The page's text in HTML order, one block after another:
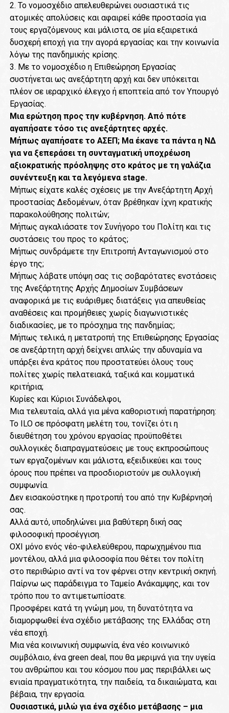
2. Το νομοσχέδιο απελευθερώνει ουσιαστικά τις
ατομικές απολύσεις και αφαιρεί κάθε προστασία για
τους εργαζόμενους και μάλιστα, σε μία εξαιρετικά
δυσχερή εποχή για την αγορά εργασίας και την κοινωνία
λόγω της πανδημικής κρίσης.
3. Με το νομοσχέδιο η Επιθεώρηση Εργασίας
συστήνεται ως ανεξάρτητη αρχή και δεν υπόκειται
πλέον σε ιεραρχικό έλεγχο ή εποπτεία από τον Υπουργό
Εργασίας.
Μια ερώτηση προς την κυβέρνηση. Από πότε
αγαπήσατε τόσο τις ανεξάρτητες αρχές.
Μήπως αγαπήσατε το ΑΣΕΠ; Μα έκανε τα πάντα η ΝΔ
για να ξεπεράσει τη συνταγματική υποχρέωση
αξιοκρατικής πρόσληψης στο κράτος με τη γαλάζια
συνέντευξη και τα λεγόμενα stage.
Μήπως είχατε καλές σχέσεις με την Ανεξάρτητη Αρχή
προστασίας Δεδομένων, όταν βρέθηκαν ίχνη κρατικής
παρακολούθησης πολιτών;
Μήπως αγκαλιάσατε τον Συνήγορο του Πολίτη και τις
συστάσεις του προς το κράτος;
Μήπως συνδράμετε την Επιτροπή Ανταγωνισμού στο
έργο της;
Μήπως λάβατε υπόψη σας τις σοβαρότατες ενστάσεις
της Ανεξάρτητης Αρχής Δημοσίων Συμβάσεων
αναφορικά με τις ευάριθμες διατάξεις για απευθείας
αναθέσεις και προμήθειες χωρίς διαγωνιστικές
διαδικασίες, με το πρόσχημα της πανδημίας;
Μήπως τελικά, η μετατροπή της Επιθεώρησης Εργασίας
σε ανεξάρτητη αρχή δείχνει απλώς την αδυναμία να
υπάρξει ένα κράτος που προστατεύει όλους τους
πολίτες χωρίς πελατειακά, ταξικά και κομματικά
κριτήρια;
Κυρίες και Κύριοι Συνάδελφοι,
Μια τελευταία, αλλά για μένα καθοριστική παρατήρηση:
Το ILO σε πρόσφατη μελέτη του, τονίζει ότι η
διευθέτηση του χρόνου εργασίας προϋποθέτει
συλλογικές διαπραγματεύσεις με τους εκπροσώπους
των εργαζομένων και μάλιστα, εξειδικεύει και τους
όρους που πρέπει να προσδιοριστούν με συλλογική
συμφωνία.
Δεν εισακούστηκε η προτροπή του από την Κυβέρνησή
σας.
Αλλά αυτό, υποδηλώνει μια βαθύτερη δική σας
φιλοσοφική προσέγγιση.
ΟΧΙ μόνο ενός νέο-φιλελεύθερου, παρωχημένου πια
μοντέλου, αλλά μια φιλοσοφία που θέτει τον πολίτη
στο περιθώριο αντί να τον φέρνει στην κεντρική σκηνή.
Παίρνω ως παράδειγμα το Ταμείο Ανάκαμψης, και τον
τρόπο που το αντιμετωπίσατε.
Προσφέρει κατά τη γνώμη μου, τη δυνατότητα να
διαμορφωθεί ένα σχέδιο μετάβασης της Ελλάδας στη
νέα εποχή.
Μια νέα κοινωνική συμφωνία, ένα νέο κοινωνικό
συμβόλαιο, ένα green deal, που θα μεριμνά για την υγεία
του ανθρώπου και του κόσμου που μας περιβάλλει ως
ενιαία πραγματικότητα, την παιδεία, τα δικαιώματα, και
βέβαια, την εργασία.
Ουσιαστικά, μιλώ για ένα σχέδιο μετάβασης – μια